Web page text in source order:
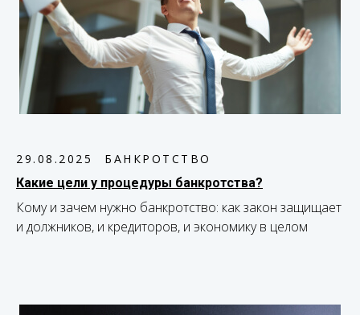
29.08.2025
БАНКРОТСТВО
Какие цели у процедуры банкротства?
Кому и зачем нужно банкротство: как закон защищает
и должников, и кредиторов, и экономику в целом